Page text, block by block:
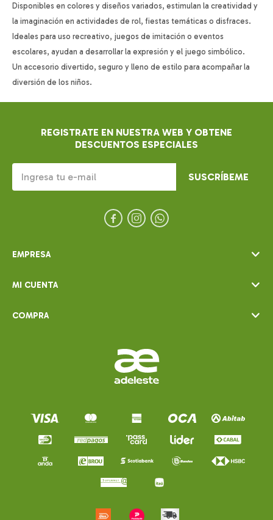
Disponibles en colores y diseños variados, estimulan la creatividad y
la imaginación en actividades de rol, fiestas temáticas o disfraces.
Ideales para uso recreativo, juegos de imitación o eventos
escolares, ayudan a desarrollar la expresión y el juego simbólico.
Un accesorio divertido, seguro y lleno de estilo para acompañar la
diversión de los niños.
EMPRESA
MI CUENTA
COMPRA
REGISTRATE EN NUESTRA WEB Y OBTENE
DESCUENTOS ESPECIALES
SUSCRÍBEME
  